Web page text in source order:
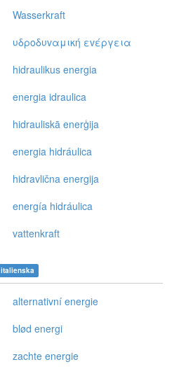
Wasserkraft
υδρoδυvαμική εvέργεια
hidraulikus energia
energia idraulica
hidrauliskā enerģija
energia hidráulica
hidravlična energija
energía hidráulica
vattenkraft
italienska
alternativní energie
blød energi
zachte energie